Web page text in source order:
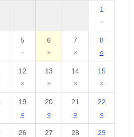
1
－
5
－
6
×
7
×
8
○
12
×
13
×
14
×
15
×
19
○
20
○
21
○
22
○
26
27
28
29